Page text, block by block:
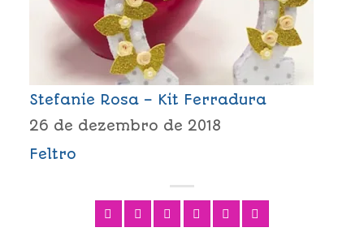
Stefanie Rosa – Kit Ferradura
26 de dezembro de 2018
Feltro